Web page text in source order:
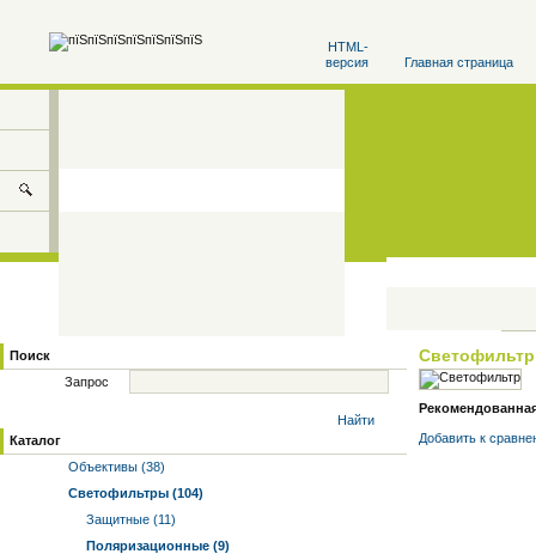
HTML-
версия
Главная страница
Поиск
Запрос
Найти
Каталог
Объективы (38)
Светофильтры (104)
Защитные (11)
Поляризационные (9)
Добавить к